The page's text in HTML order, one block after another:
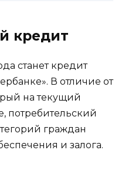
кредит
станет кредит
В отличие от
на текущий
потребительский
граждан
и залога.